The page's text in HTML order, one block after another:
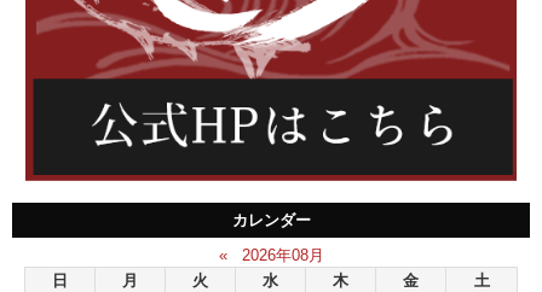
カレンダー
«
2026年08月
日
月 火 水 木 金
土